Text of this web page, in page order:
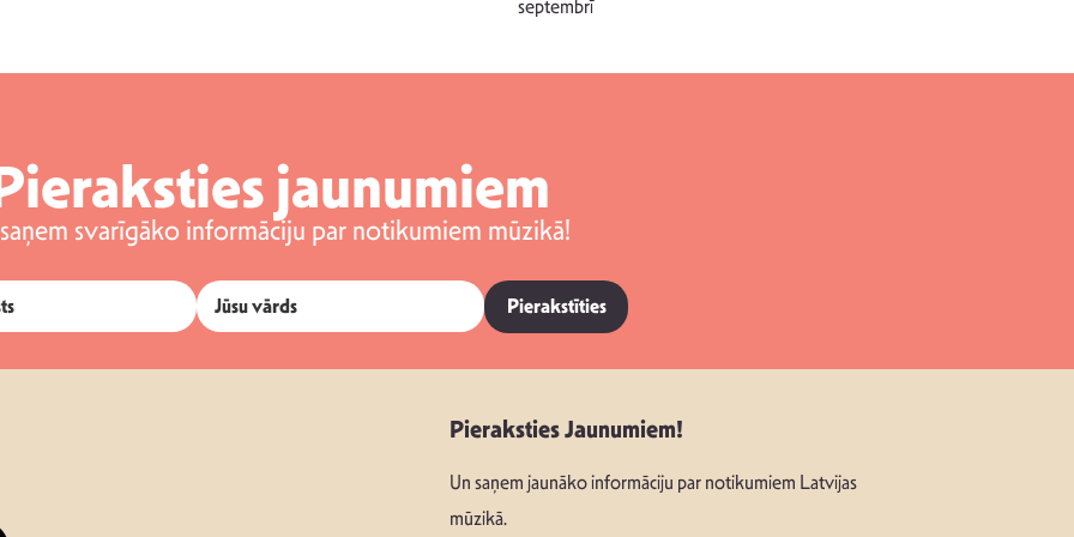
septembrī
jaunumiem
svarīgāko informāciju par notikumiem mūzikā!
Pierakstīties
Pieraksties Jaunumiem!
Un saņem jaunāko informāciju par notikumiem Latvijas
mūzikā.